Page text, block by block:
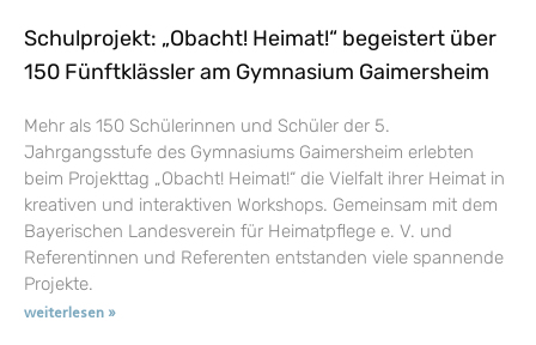
Schulprojekt: „Obacht! Heimat!“ begeistert über
150 Fünftklässler am Gymnasium Gaimersheim
Mehr als 150 Schülerinnen und Schüler der 5.
Jahrgangsstufe des Gymnasiums Gaimersheim erlebten
beim Projekttag „Obacht! Heimat!“ die Vielfalt ihrer Heimat in
kreativen und interaktiven Workshops. Gemeinsam mit dem
Bayerischen Landesverein für Heimatpflege e. V. und
Referentinnen und Referenten entstanden viele spannende
Projekte.
weiterlesen »